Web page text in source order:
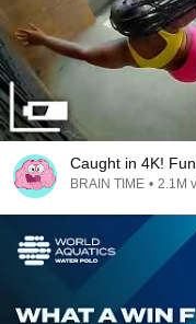
Caught in 4K!
BRAIN TIME • 2.1M